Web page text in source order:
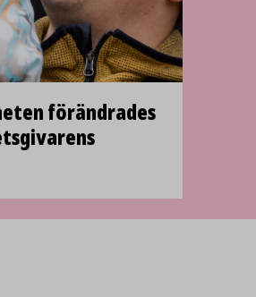
förändrades